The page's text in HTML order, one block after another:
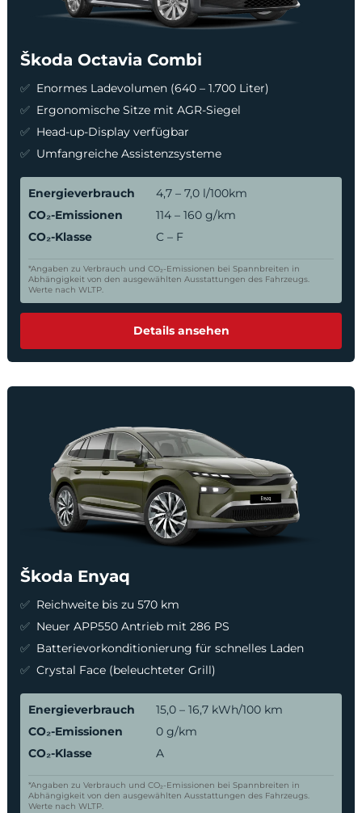
Škoda Octavia Combi
Enormes Ladevolumen (640 – 1.700 Liter)
Ergonomische Sitze mit AGR-Siegel
Head-up-Display verfügbar
Umfangreiche Assistenzsysteme
Energieverbrauch
4,7 – 7,0 l/100km
CO₂-Emissionen
114 – 160 g/km
CO₂-Klasse
C – F
*Angaben zu Verbrauch und CO₂-Emissionen bei Spannbreiten in
Abhängigkeit von den ausgewählten Ausstattungen des Fahrzeugs.
Werte nach WLTP.
Details ansehen
Škoda Enyaq
Reichweite bis zu 570 km
Neuer APP550 Antrieb mit 286 PS
Batterievorkonditionierung für schnelles Laden
Crystal Face (beleuchteter Grill)
Energieverbrauch
15,0 – 16,7 kWh/100 km
CO₂-Emissionen
0 g/km
CO₂-Klasse
A
*Angaben zu Verbrauch und CO₂-Emissionen bei Spannbreiten in
Abhängigkeit von den ausgewählten Ausstattungen des Fahrzeugs.
Werte nach WLTP.